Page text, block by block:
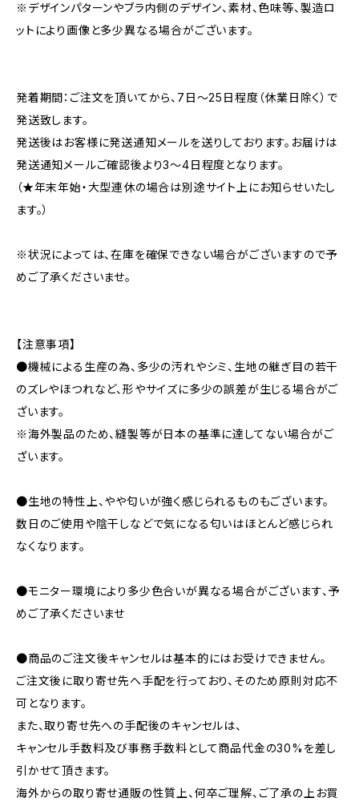
※デザインパターンやブラ内側のデザイン、素材、色味等、製造ロ
ットにより画像と多少異なる場合がございます。
発着期間：ご注文を頂いてから、7日〜25日程度（休業日除く）で
発送致します。
発送後はお客様に発送通知メールを送りしております。お届けは
発送通知メールご確認後より3〜4日程度となります。
（★年末年始・大型連休の場合は別途サイト上にお知らせいたし
ます。）
※状況によっては、在庫を確保できない場合がございますので予
めご了承くださいませ。
【注意事項】
●機械による生産の為、多少の汚れやシミ、生地の継ぎ目の若干
のズレやほつれなど、形やサイズに多少の誤差が生じる場合がご
ざいます。
※海外製品のため、縫製等が日本の基準に達してない場合がご
ざいます。
●生地の特性上、やや匂いが強く感じられるものもございます。
数日のご使用や陰干しなどで気になる匂いはほとんど感じられ
なくなります。
●モニター環境により多少色合いが異なる場合がございます、予
めご了承くださいませ
●商品のご注文後キャンセルは基本的にはお受けできません。
ご注文後に取り寄せ先へ手配を行っており、そのため原則対応不
可となります。
また、取り寄せ先への手配後のキャンセルは、
キャンセル手数料及び事務手数料として商品代金の30%を差し
引かせて頂きます。
海外からの取り寄せ通販の性質上、何卒ご理解、ご了承の上お買